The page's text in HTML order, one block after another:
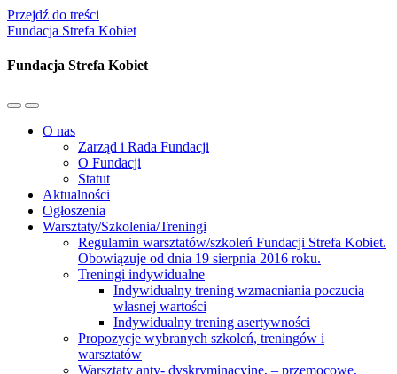
Przejdź do treści
Fundacja Strefa Kobiet
Fundacja Strefa Kobiet
Przełącz
mobilne
Przełącz
pole
wyszukiwania
O nas
Zarząd i Rada Fundacji
O Fundacji
Statut
Aktualności
Ogłoszenia
Warsztaty/Szkolenia/Treningi
Regulamin warsztatów/szkoleń Fundacji Strefa Kobiet.
Obowiązuje od dnia 19 sierpnia 2016 roku.
Treningi indywidualne
Indywidualny trening wzmacniania poczucia
własnej wartości
Indywidualny trening asertywności
Propozycje wybranych szkoleń, treningów i
warsztatów
Warsztaty anty- dyskryminacyjne, – przemocowe,